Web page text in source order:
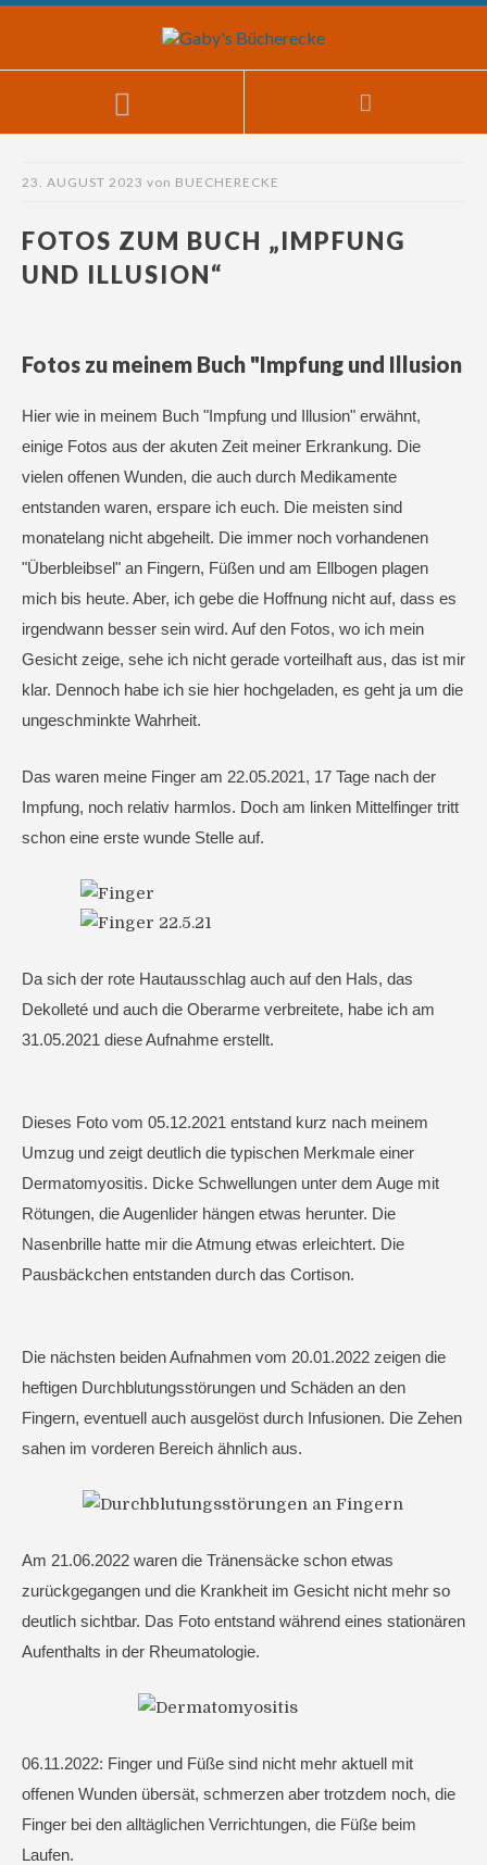
23. AUGUST 2023 von BUECHERECKE
FOTOS ZUM BUCH „IMPFUNG
UND ILLUSION“
Fotos zu meinem Buch "Impfung und Illusion
Hier wie in meinem Buch "Impfung und Illusion" erwähnt,
einige Fotos aus der akuten Zeit meiner Erkrankung. Die
vielen offenen Wunden, die auch durch Medikamente
entstanden waren, erspare ich euch. Die meisten sind
monatelang nicht abgeheilt. Die immer noch vorhandenen
"Überbleibsel" an Fingern, Füßen und am Ellbogen plagen
mich bis heute. Aber, ich gebe die Hoffnung nicht auf, dass es
irgendwann besser sein wird. Auf den Fotos, wo ich mein
Gesicht zeige, sehe ich nicht gerade vorteilhaft aus, das ist mir
klar. Dennoch habe ich sie hier hochgeladen, es geht ja um die
ungeschminkte Wahrheit.
Das waren meine Finger am 22.05.2021, 17 Tage nach der
Impfung, noch relativ harmlos. Doch am linken Mittelfinger tritt
schon eine erste wunde Stelle auf.
Da sich der rote Hautausschlag auch auf den Hals, das
Dekolleté und auch die Oberarme verbreitete, habe ich am
31.05.2021 diese Aufnahme erstellt.
Dieses Foto vom 05.12.2021 entstand kurz nach meinem
Umzug und zeigt deutlich die typischen Merkmale einer
Dermatomyositis. Dicke Schwellungen unter dem Auge mit
Rötungen, die Augenlider hängen etwas herunter. Die
Nasenbrille hatte mir die Atmung etwas erleichtert. Die
Pausbäckchen entstanden durch das Cortison.
Die nächsten beiden Aufnahmen vom 20.01.2022 zeigen die
heftigen Durchblutungsstörungen und Schäden an den
Fingern, eventuell auch ausgelöst durch Infusionen. Die Zehen
sahen im vorderen Bereich ähnlich aus.
Am 21.06.2022 waren die Tränensäcke schon etwas
zurückgegangen und die Krankheit im Gesicht nicht mehr so
deutlich sichtbar. Das Foto entstand während eines stationären
Aufenthalts in der Rheumatologie.
06.11.2022: Finger und Füße sind nicht mehr aktuell mit
offenen Wunden übersät, schmerzen aber trotzdem noch, die
Finger bei den alltäglichen Verrichtungen, die Füße beim
Laufen.